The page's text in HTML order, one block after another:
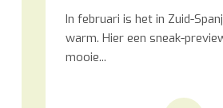
In februari is het in Zuid-
warm. Hier een sneak-
mooie...